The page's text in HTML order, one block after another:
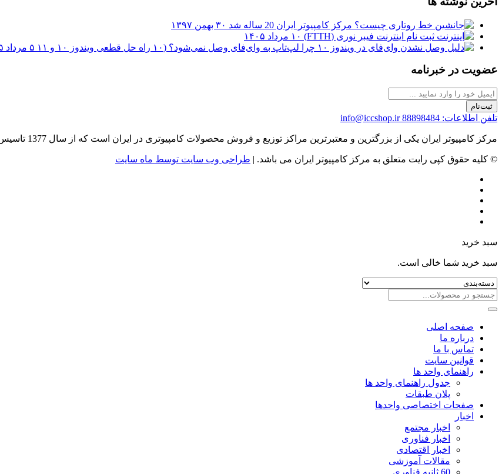
مرکز کامپیوتر ایران 20 ساله شد
۳۰ بهمن ۱۳۹۷
ثبت نام اینترنت فیبر نوری (FTTH)
۱۰ مرداد ۱۴۰۵
چرا لپ‌تاپ به وای‌فای وصل نمی‌شود؟ (۱۰ راه حل قطعی ویندوز ۱۰ و ۱۱
۵ مرداد ۱۴۰۵
عضویت در خبرنامه
ثبت‌نام
تلفن اطلاعات: 88898484 info@iccshop.ir
مرکز کامپیوتر ایران یکی از بزرگترین و معتبرترین مراکز توزیع و فروش محصولات کامپیوتری در ایران است که از سال 1377 تاسیس و شروع به فعالیت در حوزه IT در قلب شهر تهران نموده است.
© کلیه حقوق کپی رایت متعلق به مرکز کامپیوتر ایران می باشد. | طراحی وب سایت توسط ماه سایت
سبد خرید
سبد خرید شما خالی است.
صفحه اصلی
درباره ما
تماس با ما
قوانین سایت
راهنمای واحد ها
جدول راهنمای واحد ها
پلان طبقات
صفحات اختصاصی واحدها
اخبار
اخبار مجتمع
اخبار فناوری
اخبار اقتصادی
مقالات آموزشی
60 ثانیه فناوری